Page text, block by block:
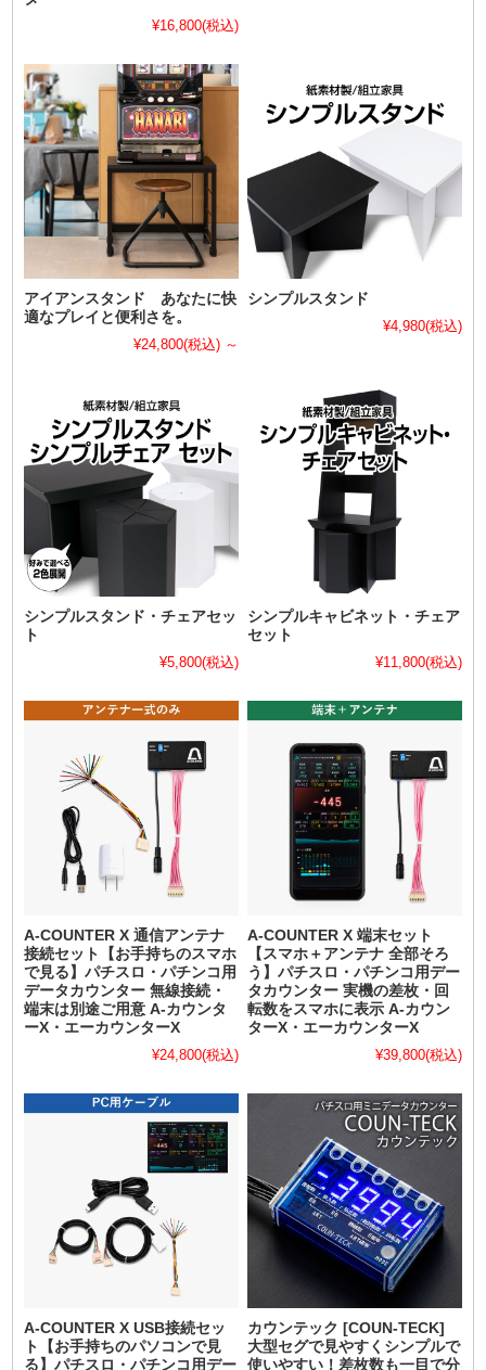
¥16,800(税込)
アイアンスタンド あなたに快
適なプレイと便利さを。
¥24,800(税込) ～
シンプルスタンド
¥4,980(税込)
シンプルスタンド・チェアセッ
ト
¥5,800(税込)
シンプルキャビネット・チェア
セット
¥11,800(税込)
A-COUNTER X 通信アンテナ
接続セット【お手持ちのスマホ
で見る】パチスロ・パチンコ用
データカウンター 無線接続・
端末は別途ご用意 A-カウンタ
ーX・エーカウンターX
¥24,800(税込)
A-COUNTER X 端末セット
【スマホ＋アンテナ 全部そろ
う】パチスロ・パチンコ用デー
タカウンター 実機の差枚・回
転数をスマホに表示 A-カウン
ターX・エーカウンターX
¥39,800(税込)
A-COUNTER X USB接続セッ
ト【お手持ちのパソコンで見
る】パチスロ・パチンコ用デー
カウンテック [COUN-TECK]
大型セグで見やすくシンプルで
使いやすい！差枚数も一目で分